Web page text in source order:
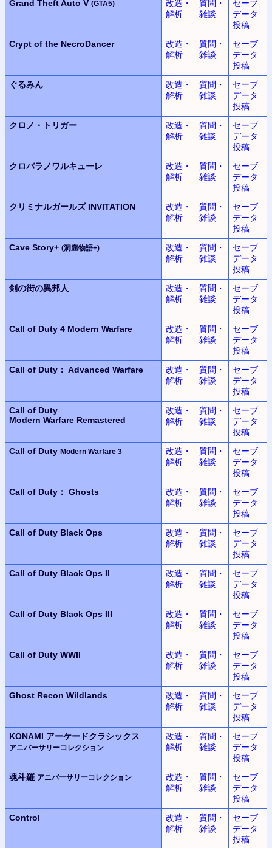
Grand Theft Auto V (GTA5)
改造・
解析
質問・
雑談
セーブ
データ
投稿
Crypt of the NecroDancer
改造・
解析
質問・
雑談
セーブ
データ
投稿
ぐるみん
改造・
解析
質問・
雑談
セーブ
データ
投稿
クロノ・トリガー
改造・
解析
質問・
雑談
セーブ
データ
投稿
クロバラノワルキューレ
改造・
解析
質問・
雑談
セーブ
データ
投稿
クリミナルガールズ INVITATION
改造・
解析
質問・
雑談
セーブ
データ
投稿
Cave Story+ (洞窟物語+)
改造・
解析
質問・
雑談
セーブ
データ
投稿
剣の街の異邦人
改造・
解析
質問・
雑談
セーブ
データ
投稿
Call of Duty 4 Modern Warfare
改造・
解析
質問・
雑談
セーブ
データ
投稿
Call of Duty： Advanced Warfare
改造・
解析
質問・
雑談
セーブ
データ
投稿
Call of Duty
Modern Warfare Remastered
改造・
解析
質問・
雑談
セーブ
データ
投稿
Call of Duty Modern Warfare 3
改造・
解析
質問・
雑談
セーブ
データ
投稿
Call of Duty： Ghosts
改造・
解析
質問・
雑談
セーブ
データ
投稿
Call of Duty Black Ops
改造・
解析
質問・
雑談
セーブ
データ
投稿
Call of Duty Black Ops II
改造・
解析
質問・
雑談
セーブ
データ
投稿
Call of Duty Black Ops III
改造・
解析
質問・
雑談
セーブ
データ
投稿
Call of Duty WWII
改造・
解析
質問・
雑談
セーブ
データ
投稿
Ghost Recon Wildlands
改造・
解析
質問・
雑談
セーブ
データ
投稿
KONAMI アーケードクラシックス
アニバーサリーコレクション
改造・
解析
質問・
雑談
セーブ
データ
投稿
魂斗羅 アニバーサリーコレクション
改造・
解析
質問・
雑談
セーブ
データ
投稿
Control
改造・
解析
質問・
雑談
セーブ
データ
投稿